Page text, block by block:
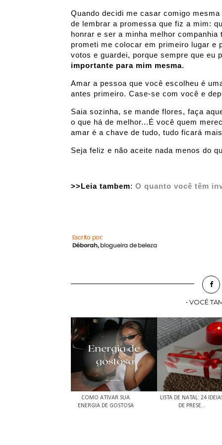
Quando decidi me casar comigo
de lembrar a promessa que fiz a mim:
honrar e ser a minha melhor
prometi me colocar em primeiro lugar
votos e guardei, porque sempre que
importante para mim mesma.
Amar a pessoa que você escolheu é
antes primeiro. Case-se com você e
Saia sozinha, se mande flores, faça
o que há de melhor...É você quem
amar é a chave de tudo, tudo ficará
Seja feliz e não aceite nada menos do
>>Leia tambem: O quanto você têm
• VOCÊ
COMO ATIVAR SUA
ENERGIA DE GOSTOSA
LISTA DE NATAL: 24
DE PRESE...